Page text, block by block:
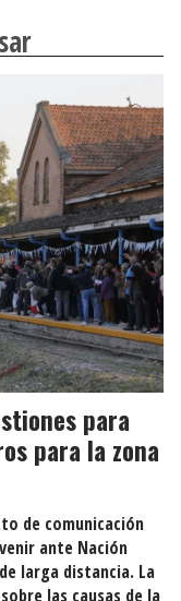
para
para la zona
de comunicación
ante Nación
larga distancia. La
las causas de la